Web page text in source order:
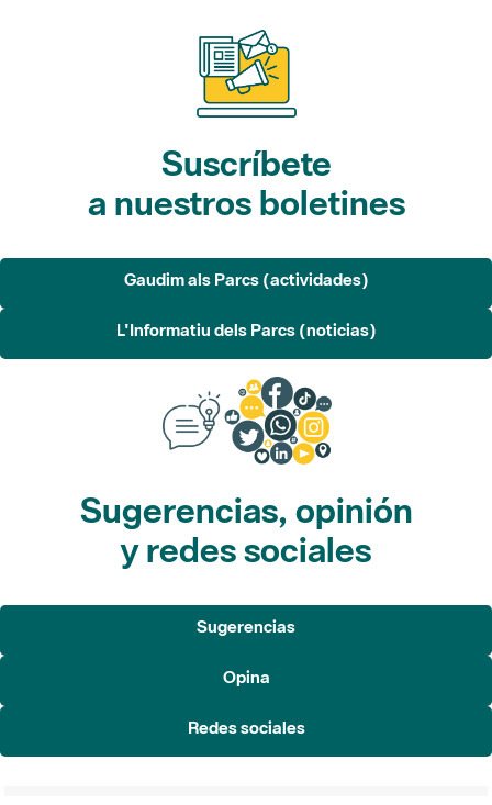
Suscríbete
a nuestros boletines
Gaudim als Parcs (actividades)
L'Informatiu dels Parcs (noticias)
Sugerencias, opinión
y redes sociales
Sugerencias
Opina
Redes sociales